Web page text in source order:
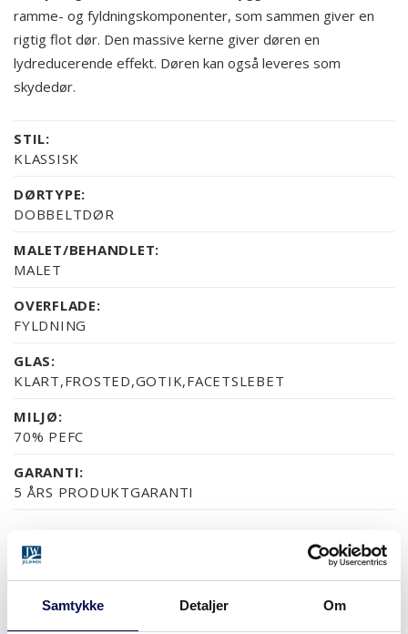
Samtykke Detaljer Om
ramme- og fyldningskomponenter, som sammen giver en
rigtig flot dør. Den massive kerne giver døren en
lydreducerende effekt. Døren kan også leveres som
skydedør.
STIL:
KLASSISK
DØRTYPE:
DOBBELTDØR
MALET/BEHANDLET:
MALET
OVERFLADE:
FYLDNING
GLAS:
KLART,FROSTED,GOTIK,FACETSLEBET
MILJØ:
70% PEFC
GARANTI:
5 ÅRS PRODUKTGARANTI
NCS S0502-YNCS S0500-NRAL 9010 NÆSTEN ALLE NCS S OG